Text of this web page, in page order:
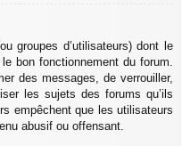
groupes d’utilisateurs) dont le
bon fonctionnement du forum.
des messages, de verrouiller,
les sujets des forums qu’ils
empêchent que les utilisateurs
abusif ou offensant.